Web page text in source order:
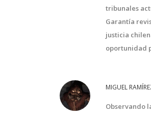
tribunales
Garantía
justicia
oportunidad
MIGUEL
Observando